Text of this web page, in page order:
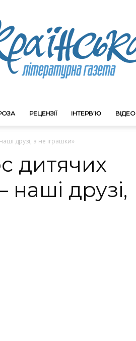
РЕЦЕНЗІЇ ІНТЕРВ’Ю ВІДЕО
друзі, а не іграшки»
дитячих
друзі,